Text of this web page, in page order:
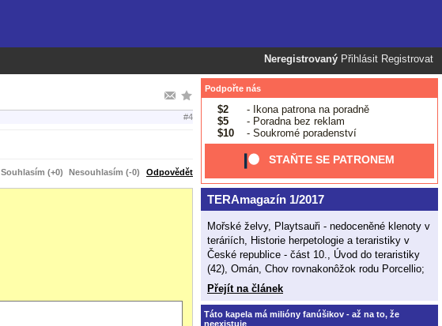
Neregistrovaný Přihlásit Registrovat
#4
Souhlasím (+0) Nesouhlasím (-0) Odpovědět
Podpořte nás
$2
- Ikona patrona na poradně
$5
- Poradna bez reklam
$10
- Soukromé poradenství
STAŇTE SE PATRONEM
TERAmagazín 1/2017
Mořské želvy, Playtsauři - nedoceněné klenoty v
teráriích, Historie herpetologie a teraristiky v
České republice - část 10., Úvod do teraristiky
(42), Omán, Chov rovnakonôžok rodu Porcellio;
Přejít na článek
Táto kapela má milióny fanúšikov - až na to, že
neexistuje